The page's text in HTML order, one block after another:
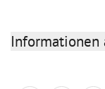
Informationen